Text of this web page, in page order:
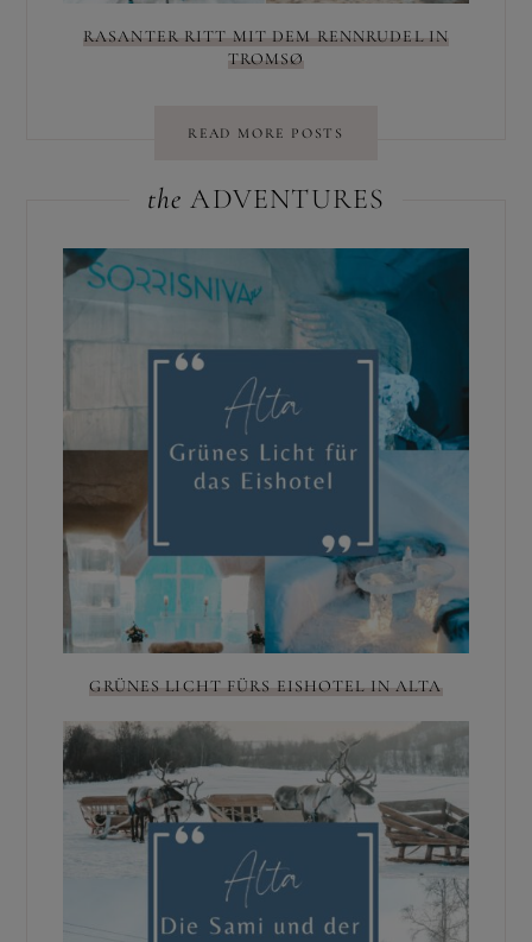
RASANTER RITT MIT DEM RENNRUDEL IN
TROMSØ
READ MORE POSTS
the ADVENTURES
GRÜNES LICHT FÜRS EISHOTEL IN ALTA